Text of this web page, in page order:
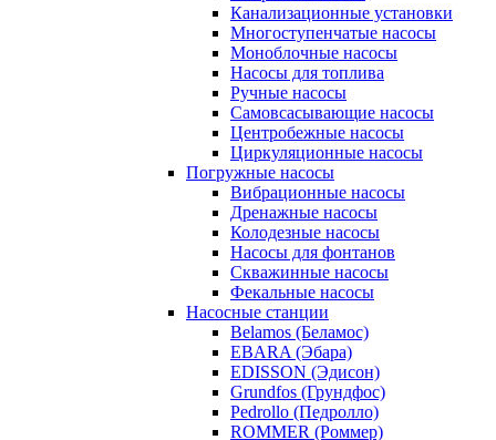
Канализационные установки
Многоступенчатые насосы
Моноблочные насосы
Насосы для топлива
Ручные насосы
Самовсасывающие насосы
Центробежные насосы
Циркуляционные насосы
Погружные насосы
Вибрационные насосы
Дренажные насосы
Колодезные насосы
Насосы для фонтанов
Скважинные насосы
Фекальные насосы
Насосные станции
Belamos (Беламос)
EBARA (Эбара)
EDISSON (Эдисон)
Grundfos (Грундфос)
Pedrollo (Педролло)
ROMMER (Роммер)